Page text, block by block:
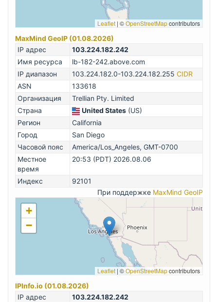
Leaflet | ©OpenStreetMapcontributors
MaxMind GeoIP (01.08.2026)
IP адрес
103.224.182.242
Имя ресурса
lb-182-242.above.com
IP диапазон
103.224.182.0-103.224.182.255 CIDR
ASN
133618
Организация
Trellian Pty. Limited
Страна
United States (US)
Регион
California
Город
San Diego
Часовой пояс
America/Los_Angeles, GMT-0700
Местное
время
20:53 (PDT) 2026.08.06
Индекс
92101
При поддержке MaxMind GeoIP
+
−
Leaflet | ©OpenStreetMapcontributors
IPInfo.io (01.08.2026)
IP адрес
103.224.182.242